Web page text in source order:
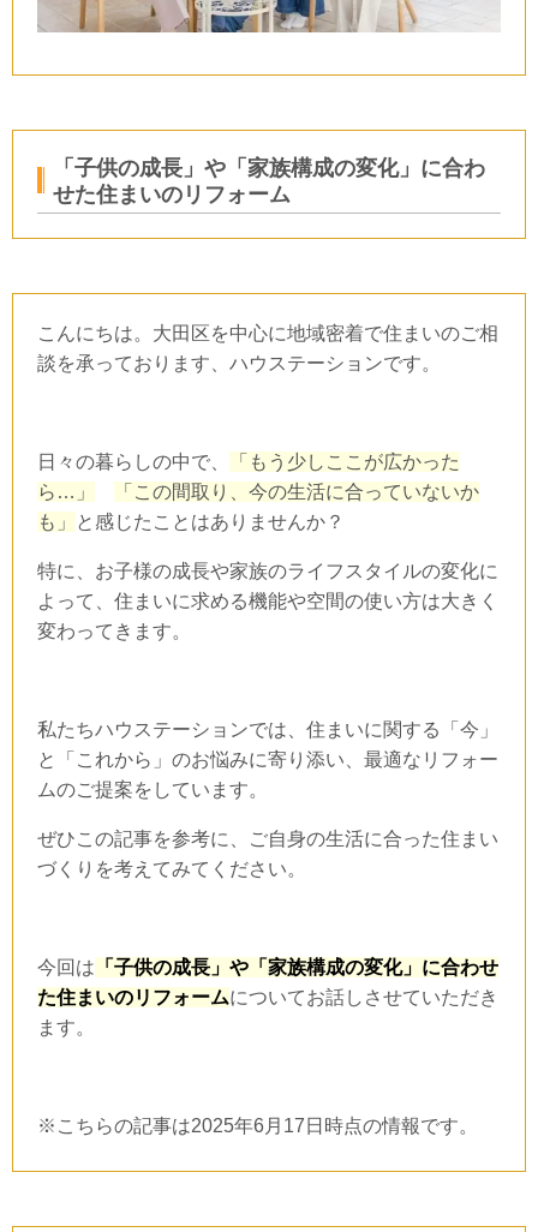
「子供の成長」や「家族構成の変化」に合わ
せた住まいのリフォーム
こんにちは。大田区を中心に地域密着で住まいのご相
談を承っております、ハウステーションです。
日々の暮らしの中で、
「もう少しここが広かった
ら…」
「この間取り、今の生活に合っていないか
も」
と感じたことはありませんか？
特に、お子様の成長や家族のライフスタイルの変化に
よって、住まいに求める機能や空間の使い方は大きく
変わってきます。
私たちハウステーションでは、住まいに関する「今」
と「これから」のお悩みに寄り添い、最適なリフォー
ムのご提案をしています。
ぜひこの記事を参考に、ご自身の生活に合った住まい
づくりを考えてみてください。
今回は 「子供の成長」や「家族構成の変化」に合わせ
た住まいのリフォームについてお話しさせていただき
ます。
※こちらの記事は2025年6月 17 日時点の情報です。